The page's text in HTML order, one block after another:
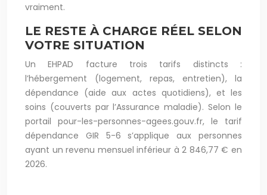
vraiment.
LE RESTE À CHARGE RÉEL SELON
VOTRE SITUATION
Un EHPAD facture trois tarifs distincts :
l’hébergement (logement, repas, entretien), la
dépendance (aide aux actes quotidiens), et les
soins (couverts par l’Assurance maladie). Selon le
portail pour-les-personnes-agees.gouv.fr, le tarif
dépendance GIR 5-6 s’applique aux personnes
ayant un revenu mensuel inférieur à 2 846,77 € en
2026.